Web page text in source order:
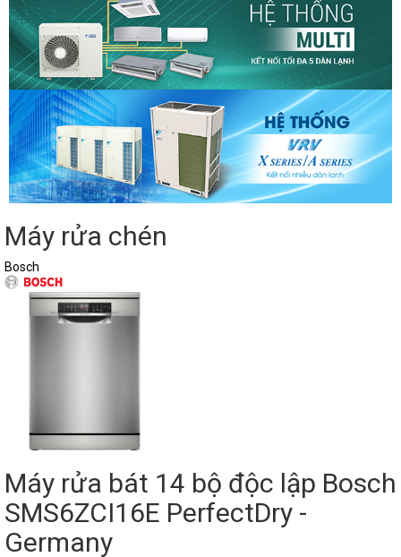
Máy rửa chén
Bosch
Máy rửa bát 14 bộ độc lập Bosch
SMS6ZCI16E PerfectDry -
Germany